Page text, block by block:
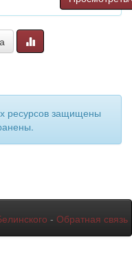
ресурсов защищены
- Обратная связь